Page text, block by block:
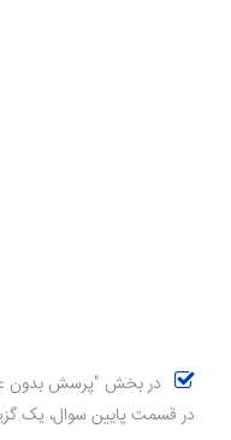
در بخش "پرسش بدون
در قسمت پایین سوال، یک